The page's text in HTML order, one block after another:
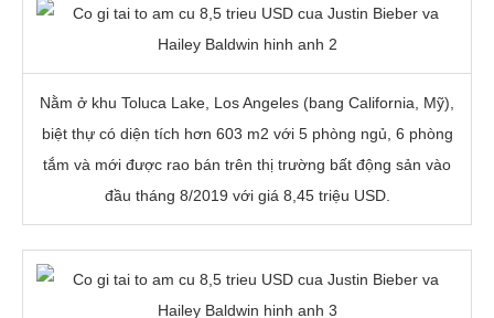
Nằm ở khu Toluca Lake, Los Angeles (bang California, Mỹ),
biệt thự có diện tích hơn 603 m2 với 5 phòng ngủ, 6 phòng
tắm và mới được rao bán trên thị trường bất động sản vào
đầu tháng 8/2019 với giá 8,45 triệu USD.